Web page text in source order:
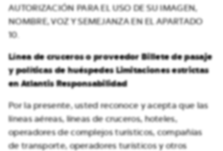
AUTORIZACIÓN PARA EL USO DE SU IMAGEN,
NOMBRE, VOZ Y SEMEJANZA EN EL APARTADO
10.
Línea de cruceros o proveedor Billete de pasaje
y políticas de huéspedes Limitaciones estrictas
en Atlantis Responsabilidad
Por la presente, usted reconoce y acepta que las
líneas aéreas, líneas de cruceros, hoteles,
operadores de complejos turísticos, compañías
de transporte, operadores turísticos y otros